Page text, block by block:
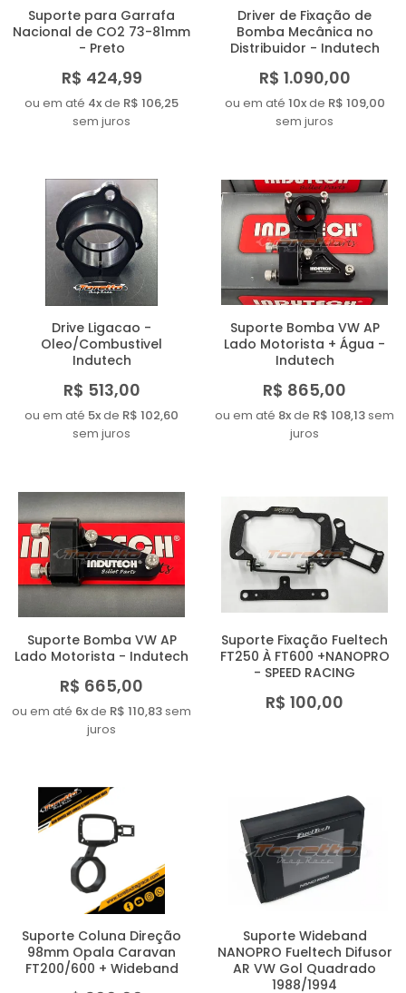
Suporte para Garrafa
Nacional de CO2 73-81mm
- Preto
R$ 424,99
ou em até 4xde R$ 106,25
sem juros
Driver de Fixação de
Bomba Mecânica no
Distribuidor - Indutech
R$ 1.090,00
ou em até 10xde R$ 109,00
sem juros
Drive Ligacao -
Oleo/Combustivel
Indutech
R$ 513,00
ou em até 5xde R$ 102,60
sem juros
Suporte Bomba VW AP
Lado Motorista + Água -
Indutech
R$ 865,00
ou em até 8xde R$ 108,13sem
juros
Suporte Bomba VW AP
Lado Motorista - Indutech
R$ 665,00
ou em até 6xde R$ 110,83sem
juros
Suporte Fixação Fueltech
FT250 À FT600 +NANOPRO
- SPEED RACING
R$ 100,00
Suporte Coluna Direção
98mm Opala Caravan
FT200/600 + Wideband
Suporte Wideband
NANOPRO Fueltech Difusor
AR VW Gol Quadrado
1988/1994